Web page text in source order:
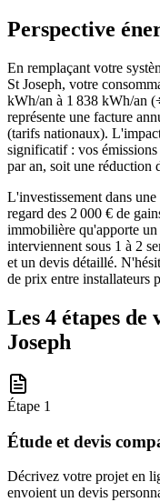
Perspective
En remplaçant votre
St Joseph, votre
kWh/an à 1 838 kWh/an
représente une facture
(tarifs nationaux).
significatif : vos
par an, soit une réduction
L'investissement dans
regard des 2 000 € de
immobilière qu'apporte
interviennent sous 1 à 2
et un devis détaillé.
de prix entre installateurs
Les 4 étapes
Joseph
Étape 1
Étude et devis
Décrivez votre projet en
envoient un devis